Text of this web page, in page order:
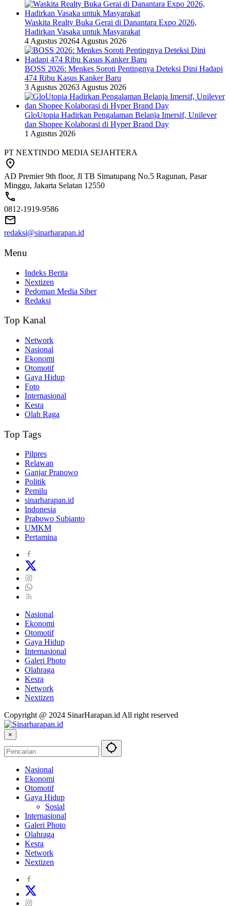
Waskita Realty Buka Gerai di Danantara Expo 2026,
Hadirkan Vasaka untuk Masyarakat
4 Agustus 20264 Agustus 2026
BOSS 2026: Menkes Soroti Pentingnya Deteksi Dini Hadapi
474 Ribu Kasus Kanker Baru
3 Agustus 20263 Agustus 2026
GloUtopia Hadirkan Pengalaman Belanja Imersif, Unilever
dan Shopee Kolaborasi di Hyper Brand Day
1 Agustus 2026
PT NEXTINDO MEDIA SEJAHTERA
AD Premier 9th floor, Jl TB Simatupang No.5 Ragunan, Pasar
Minggu, Jakarta Selatan 12550
0812-1919-9586
redaksi@sinarharapan.id
Menu
Indeks Berita
Nextizen
Pedoman Media Siber
Redaksi
Top Kanal
Network
Nasional
Ekonomi
Otomotif
Gaya Hidup
Foto
Internasional
Kesra
Olah Raga
Top Tags
Pilpres
Relawan
Ganjar Pranowo
Politik
Pemilu
sinarharapan.id
Indonesia
Prabowo Subianto
UMKM
Pertamina
Nasional
Ekonomi
Otomotif
Gaya Hidup
Internasional
Galeri Photo
Olahraga
Kesra
Network
Nextizen
Copyright @ 2024 SinarHarapan.id All right reserved
×
Nasional
Ekonomi
Otomotif
Gaya Hidup
Sosial
Internasional
Galeri Photo
Olahraga
Kesra
Network
Nextizen